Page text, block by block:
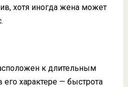
хотя иногда жена может
к длительным
характере — быстрота